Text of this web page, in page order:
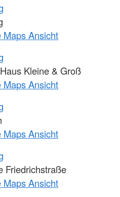
Maps Ansicht
Kleine & Groß
Maps Ansicht
Maps Ansicht
Friedrichstraße
Maps Ansicht